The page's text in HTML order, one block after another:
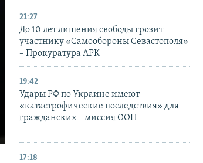
21:27
До 10 лет лишения свободы грозит
участнику «Самообороны Севастополя»
– Прокуратура АРК
19:42
Удары РФ по Украине имеют
«катастрофические последствия» для
гражданских – миссия ООН
17:18